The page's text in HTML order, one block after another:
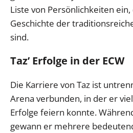
Liste von Persönlichkeiten
Geschichte der
sind.
Taz’ Erfolge in der ECW
Die Karriere von Taz ist
Arena verbunden, in der er
Erfolge feiern konnte.
gewann er mehrere